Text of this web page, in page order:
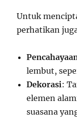
Untuk
perhatikan
lembut,
Dekorasi:
elemen
suasana